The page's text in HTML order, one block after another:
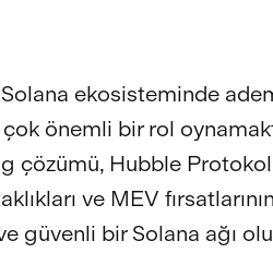
ekosisteminde
önemli bir rol
çözümü, Hubble
ve MEV
güvenli bir Solana ağı